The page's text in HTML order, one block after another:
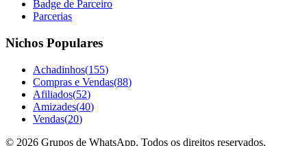
Badge de Parceiro
Parcerias
Nichos Populares
Achadinhos(155)
Compras e Vendas(88)
Afiliados(52)
Amizades(40)
Vendas(20)
© 2026 Grupos de WhatsApp. Todos os direitos reservados.